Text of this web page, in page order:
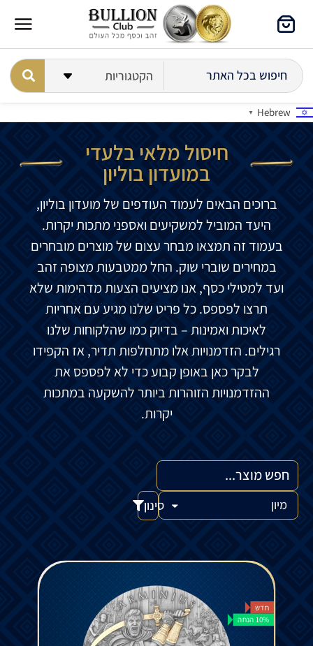
Hebrew
▼
חיסול מלאי בלעדי
במועדון בוליון
ברוכים הבאים לעמוד העודפים של מועדון בוליון,
היעד המוביל למשקיעים ואספני מתכות יקרות.
בעמוד זה תמצאו מבחר עצום של מוצרים מובחרים
במחירים שוברי שוק. החל ממטבעות מצופה זהב
ועד למטילי כסף, אנו מציעים הצעות מדהימות שלא
תרצו לפספס. כל פריט שלנו מגיע עם אחריות
לאיכות ואמינות – בדיוק כמו שהלקוחות שלנו
רגילים. הזדמנויות אלו מתחלפות תדיר, אז הקפידו
לבקר כאן באופן קבוע כדי לא לפספס את
ההזדמנויות הזוהרות ביותר להשקעה במתכות
יקרות.
סינון
חדש
10% הנחה